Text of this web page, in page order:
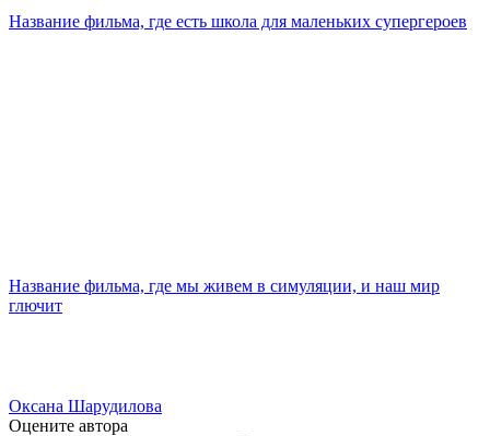
Название фильма, где есть школа для маленьких супергероев
Название фильма, где мы живем в симуляции, и наш мир
глючит
Оксана Шарудилова
Оцените автора